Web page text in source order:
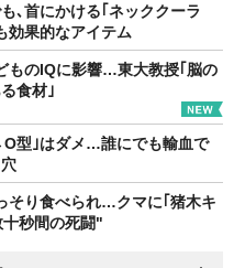
､首にかける｢ネッククーラ
効果的なアイテム
ものIQに影響…東大教授｢脳の
食材｣
型｣はダメ…誰にでも輸血で
そり食べられ…クマに｢猪木キ
秒間の死闘"